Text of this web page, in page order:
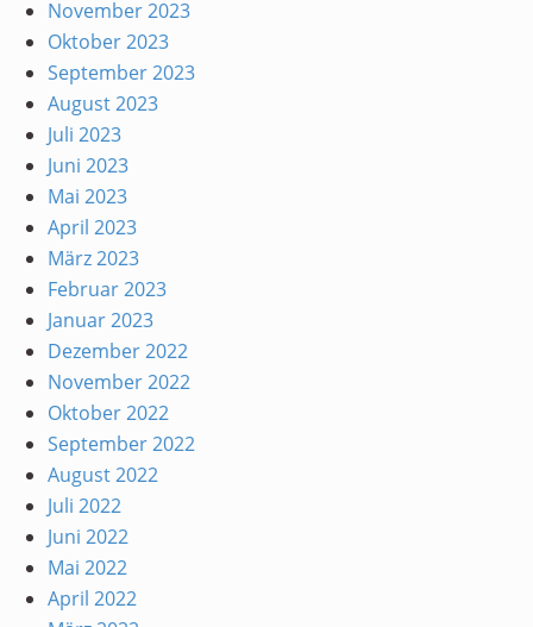
November 2023
Oktober 2023
September 2023
August 2023
Juli 2023
Juni 2023
Mai 2023
April 2023
März 2023
Februar 2023
Januar 2023
Dezember 2022
November 2022
Oktober 2022
September 2022
August 2022
Juli 2022
Juni 2022
Mai 2022
April 2022